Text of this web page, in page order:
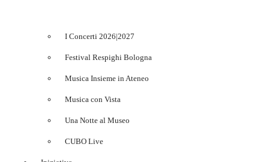
I Concerti 2026|2027
Festival Respighi Bologna
Musica Insieme in Ateneo
Musica con Vista
Una Notte al Museo
CUBO Live